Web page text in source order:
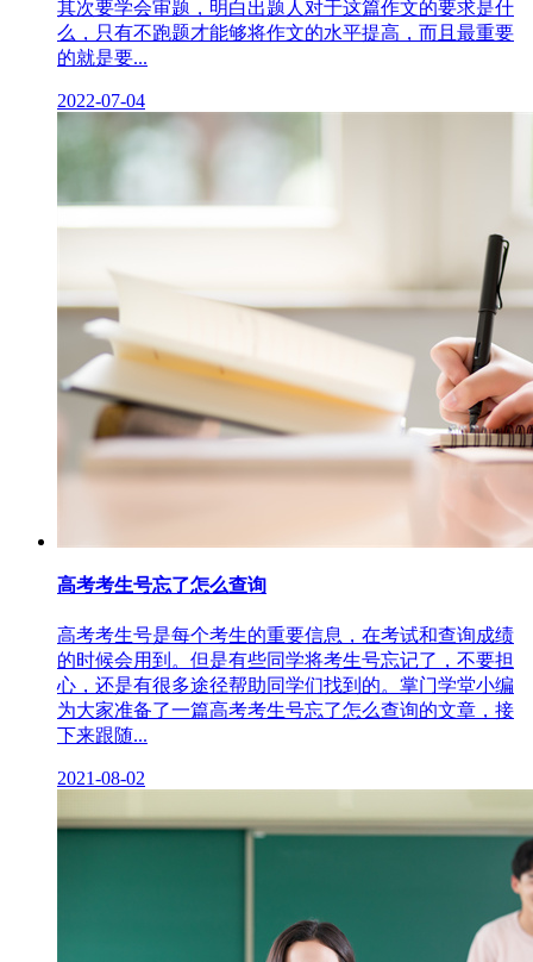
其次要学会审题，明白出题人对于这篇作文的要求是什
么，只有不跑题才能够将作文的水平提高，而且最重要
的就是要...
2022-07-04
高考考生号忘了怎么查询
高考考生号是每个考生的重要信息，在考试和查询成绩
的时候会用到。但是有些同学将考生号忘记了，不要担
心，还是有很多途径帮助同学们找到的。掌门学堂小编
为大家准备了一篇高考考生号忘了怎么查询的文章，接
下来跟随...
2021-08-02